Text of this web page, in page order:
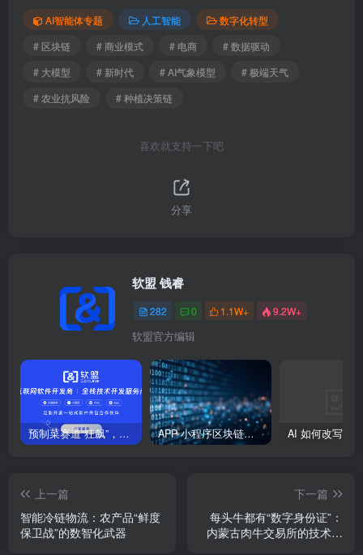
AI智能体专题 人工智能
数字化转型
# 区块链
# 商业模式 # 电商
# 数据驱动
# 大模型
# 新时代 # AI气象模型
# 极端天气
# 农业抗风险
# 种植决策链
喜欢就支持一下吧
分享
软盟 钱睿
282 0 1.1W+ 9.2W+
软盟官方编辑
预制菜赛道“狂飙”，郑州万邦如何重塑农批市场新生态？ APP 小程序区块链：能否在 2025 年彻底重塑全域营销信任生态？
上一篇
智能冷链物流：农产品“鲜度
保卫战”的数智化武器
下一篇
每头牛都有“数字身份证”：
内蒙古肉牛交易所的技术革